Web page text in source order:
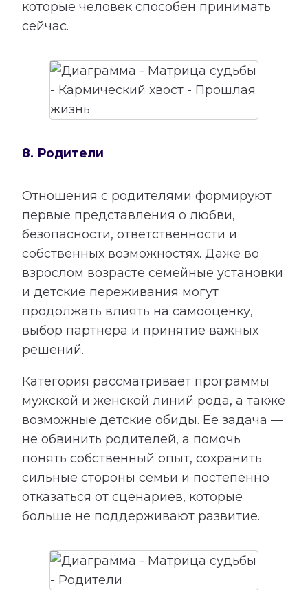
которые человек способен принимать
сейчас.
8. Родители
Отношения с родителями формируют
первые представления о любви,
безопасности, ответственности и
собственных возможностях. Даже во
взрослом возрасте семейные установки
и детские переживания могут
продолжать влиять на самооценку,
выбор партнера и принятие важных
решений.
Категория рассматривает программы
мужской и женской линий рода, а также
возможные детские обиды. Ее задача —
не обвинить родителей, а помочь
понять собственный опыт, сохранить
сильные стороны семьи и постепенно
отказаться от сценариев, которые
больше не поддерживают развитие.